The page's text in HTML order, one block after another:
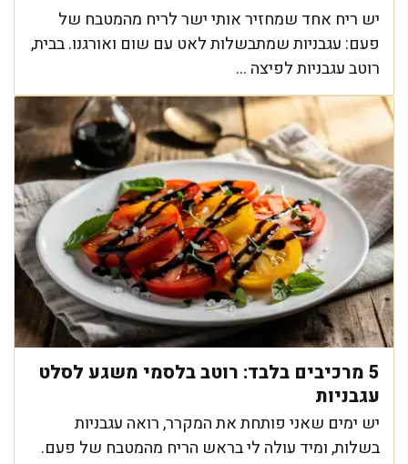
יש ריח אחד שמחזיר אותי ישר לריח מהמטבח של
פעם: עגבניות שמתבשלות לאט עם שום ואורגנו. בבית,
רוטב עגבניות לפיצה ...
5 מרכיבים בלבד: רוטב בלסמי משגע לסלט
עגבניות
יש ימים שאני פותחת את המקרר, רואה עגבניות
בשלות, ומיד עולה לי בראש הריח מהמטבח של פעם.